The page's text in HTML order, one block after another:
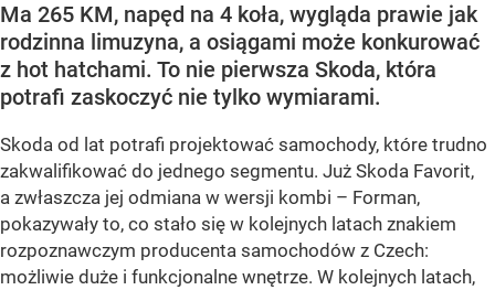
Ma 265 KM, napęd na 4 koła, wygląda prawie jak
rodzinna limuzyna, a osiągami może konkurować
z hot hatchami. To nie pierwsza Skoda, która
potrafi zaskoczyć nie tylko wymiarami.
Skoda od lat potrafi projektować samochody, które trudno
zakwalifikować do jednego segmentu. Już Skoda Favorit,
a zwłaszcza jej odmiana w wersji kombi – Forman,
pokazywały to, co stało się w kolejnych latach znakiem
rozpoznawczym producenta samochodów z Czech:
możliwie duże i funkcjonalne wnętrze. W kolejnych latach,